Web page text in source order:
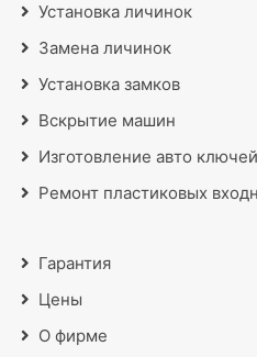
Установка личинок
Замена личинок
Установка замков
Вскрытие машин
Изготовление авто ключей
Ремонт пластиковых
Гарантия
Цены
О фирме